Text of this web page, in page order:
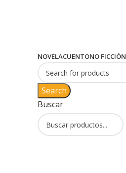
NOVELACUENTONO FICCIÓN
Search
Buscar